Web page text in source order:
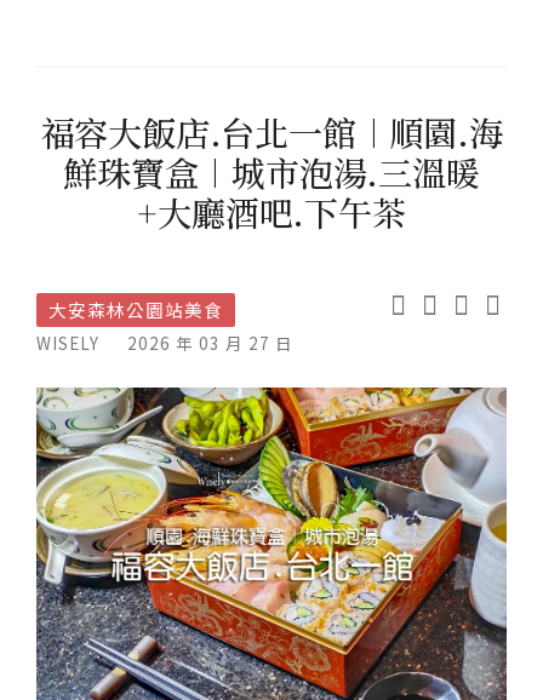
福容大飯店.台北一館︱順園.海
鮮珠寶盒︱城市泡湯.三溫暖
+大廳酒吧.下午茶
大安森林公園站美食
WISELY 2026 年 03 月 27 日